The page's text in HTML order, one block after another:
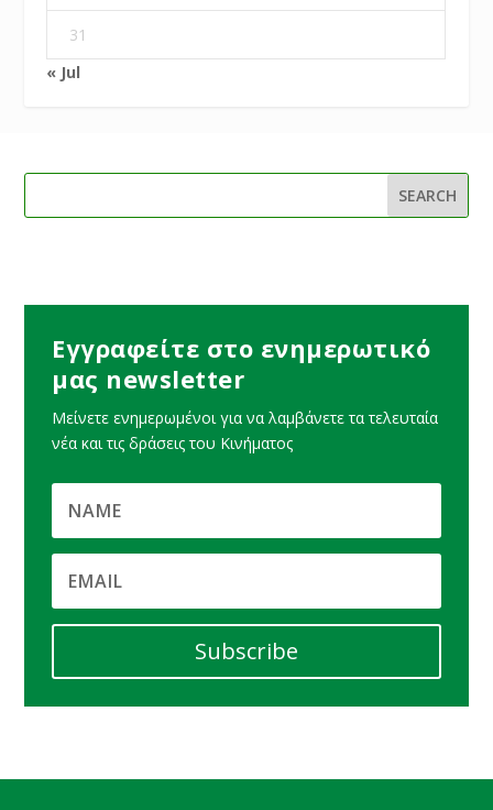
31
« Jul
Εγγραφείτε στο ενημερωτικό
μας newsletter
Μείνετε ενημερωμένοι για να λαμβάνετε τα τελευταία
νέα και τις δράσεις του Κινήματος
Subscribe